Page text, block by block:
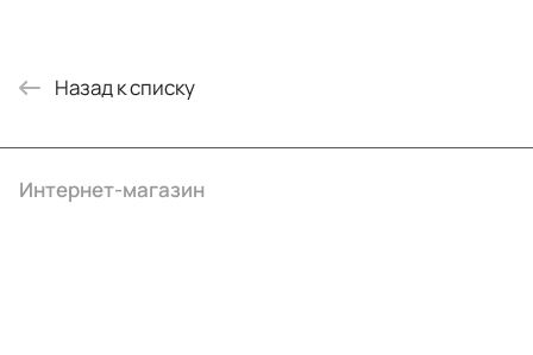
Назад к списку
Интернет-магазин